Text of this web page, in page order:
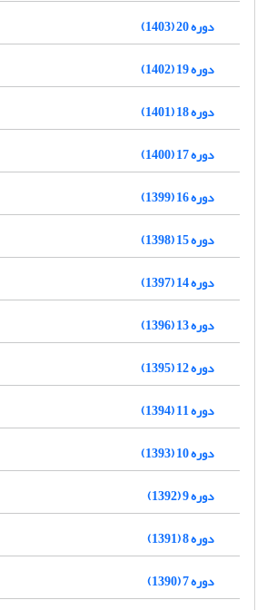
دوره 20 (1403)
دوره 19 (1402)
دوره 18 (1401)
دوره 17 (1400)
دوره 16 (1399)
دوره 15 (1398)
دوره 14 (1397)
دوره 13 (1396)
دوره 12 (1395)
دوره 11 (1394)
دوره 10 (1393)
دوره 9 (1392)
دوره 8 (1391)
دوره 7 (1390)